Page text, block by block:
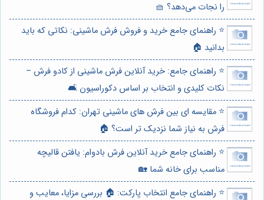
را نجات می‌دهد؟ 🧺
⭐️ راهنمای جامع خرید و فروش فرش ماشینی: نکاتی که باید
بدانید 🏠
⭐️ راهنمای جامع: خرید آنلاین فرش ماشینی از کادو فرش –
نکات کلیدی و انتخاب بر اساس دکوراسیون 🛋️
⭐️ مقایسه ای بین فرش های ماشینی تهران: کدام فروشگاه
فرش به نیاز شما نزدیک تر است؟ 🏠
⭐️ راهنمای جامع خرید آنلاین فرش بادوام: یافتن قالیچه
مناسب برای خانه شما 🏡
⭐️ راهنمای جامع انتخاب پارکت: 🏠 بررسی مزایا، معایب و